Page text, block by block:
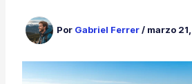
Por Gabriel Ferrer/ marzo